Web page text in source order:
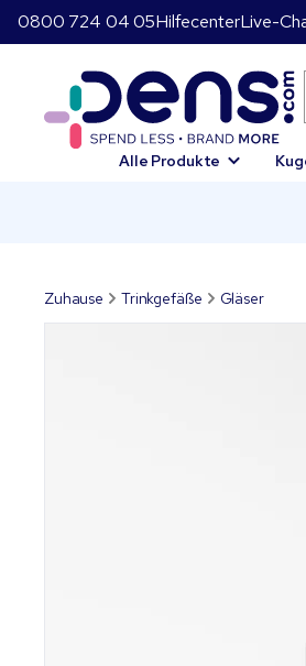
0800 724 04 05HilfecenterLive-
Alle Produkte
Zuhause Trinkgefäße Gläser